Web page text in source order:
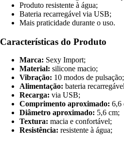
Produto resistente à água;
Bateria recarregável via USB;
Mais praticidade durante o uso.
Características do Produto
Marca: Sexy Import;
Material: silicone macio;
Vibração: 10 modos de pulsação;
Alimentação: bateria
Recarga: via USB;
Comprimento aproximado: 6,6
Diâmetro aproximado: 5,6 cm;
Textura: macia e confortável;
Resistência: resistente à água;